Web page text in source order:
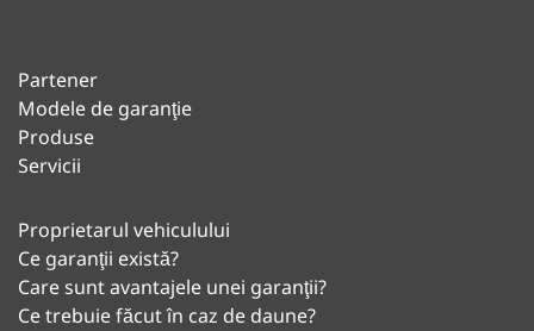
Partener
Modele de garanţie
Produse
Servicii
Proprietarul vehiculului
Ce garanţii există?
Care sunt avantajele unei garanţii?
Ce trebuie făcut în caz de daune?